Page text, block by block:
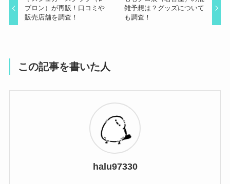
ブロン）が再販！口コミや
販売店舗を調査！
雑予想は？グッズについて
も調査！
この記事を書いた人
halu97330